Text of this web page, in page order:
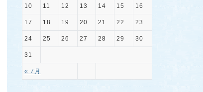
« 7月
10 11 12 13 14 15 16
17 18 19 20 21 22 23
24 25 26 27 28 29 30
31